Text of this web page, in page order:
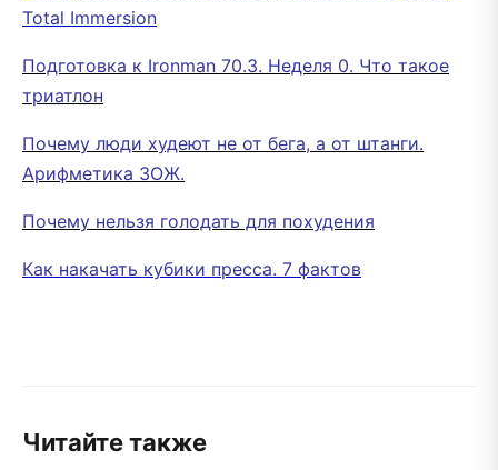
Total Immersion
Подготовка к Ironman 70.3. Неделя 0. Что такое
триатлон
Почему люди худеют не от бега, а от штанги.
Арифметика ЗОЖ.
Почему нельзя голодать для похудения
Как накачать кубики пресса. 7 фактов
Читайте также